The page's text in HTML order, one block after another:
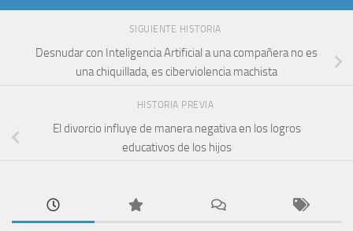
SIGUIENTE HISTORIA
Desnudar con Inteligencia Artificial a una compañera no es
una chiquillada, es ciberviolencia machista
HISTORIA PREVIA
El divorcio influye de manera negativa en los logros
educativos de los hijos